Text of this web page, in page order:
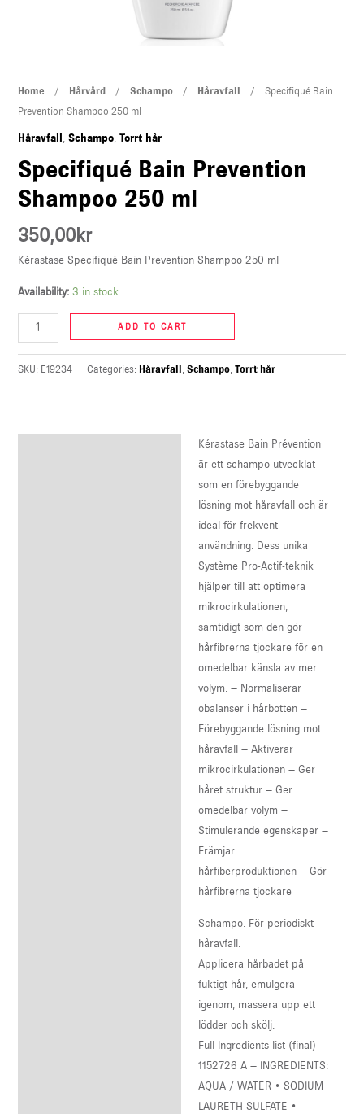
Home / Hårvård/ Schampo/ Håravfall / Specifiqué Bain
Prevention Shampoo 250 ml
Håravfall, Schampo, Torrt hår
Specifiqué Bain Prevention
Shampoo 250 ml
350,00kr
Kérastase Specifiqué Bain Prevention Shampoo 250 ml
Availability: 3 in stock
Specifiqué
Bain
Prevention
250
ml
ADD TO CART
SKU: E19234 Categories: Håravfall Schampo, Torrt hår
Kérastase Bain Prévention
är ett schampo utvecklat
som en förebyggande
lösning mot håravfall och är
ideal för frekvent
användning. Dess unika
Système Pro-Actif-teknik
hjälper till att optimera
mikrocirkulationen,
samtidigt som den gör
hårfibrerna tjockare för en
omedelbar känsla av mer
volym. – Normaliserar
obalanser i hårbotten –
Förebyggande lösning mot
håravfall – Aktiverar
mikrocirkulationen – Ger
håret struktur – Ger
omedelbar volym –
Stimulerande egenskaper –
Främjar
hårfiberproduktionen – Gör
hårfibrerna tjockare
Schampo. För periodiskt
håravfall.
Applicera hårbadet på
fuktigt hår, emulgera
igenom, massera upp ett
lödder och skölj.
Full Ingredients list (final)
1152726 A – INGREDIENTS:
AQUA / WATER • SODIUM
LAURETH SULFATE •